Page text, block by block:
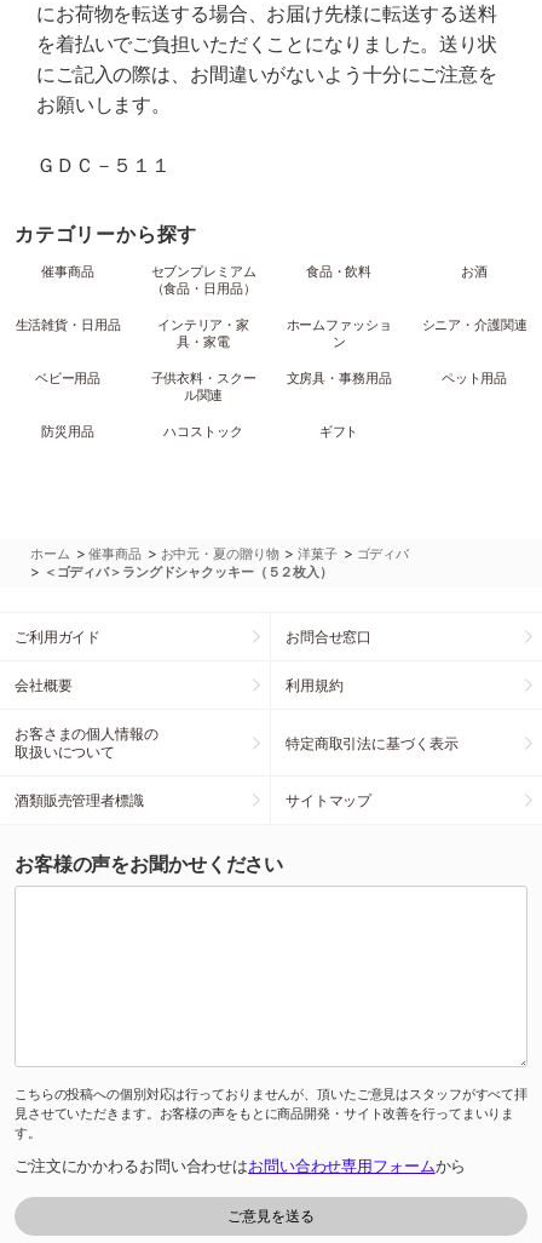
にお荷物を転送する場合、お届け先様に転送する送料
を着払いでご負担いただくことになりました。送り状
にご記入の際は、お間違いがないよう十分にご注意を
お願いします。
ＧＤＣ－５１１
カテゴリーから探す
催事商品
セブンプレミアム
（食品・日用品）
食品・飲料 お酒
生活雑貨・日用品
インテリア・家
具・家電
ホームファッショ
ン
シニア・介護関連
ベビー用品
子供衣料・スクー
ル関連
文房具・事務用品 ペット用品
防災用品 ハコストック ギフト
ホーム >催事商品 > お中元・夏の贈り物 >洋菓子 > ゴディバ
> ＜ゴディバ＞ラングドシャクッキー（５２枚入）
ご利用ガイド お問合せ窓口
会社概要 利用規約
お客さまの個人情報の
取扱いについて
特定商取引法に基づく表示
酒類販売管理者標識 サイトマップ
お客様の声をお聞かせください
こちらの投稿への個別対応は行っておりませんが、頂いたご意見はスタッフがすべて拝
見させていただきます。お客様の声をもとに商品開発・サイト改善を行ってまいりま
す。
ご注文にかかわるお問い合わせはお問い合わせ専用フォームから